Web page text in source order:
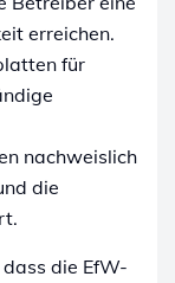
erreichen.
für
nachweislich
die
die EfW-